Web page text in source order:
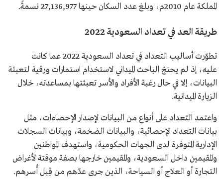
المملكة عام 2010م، وبلغ عدد السكان حينها 27,136,977 نسمةً.
طريقة العد في تعداد السعودية 2022
تطوّرت أساليب التعداد في تعداد السعودية 2022 عما كانت
عليه، إذ لم يحتجْ الباحث الميداني لاستخدام استمارات ورقية لتعبئة
البيانات، إلا في حال رغبة الأفراد والأسر تعبئتها بمساعدته، خلال
الزيارة الميدانية.
واعتمد التعداد على أنواع من البيانات لإصدار الإحصاءات، مثل
بيانات التعداد الإحصائية، والبيانات الضخمة، وبيانات السجلات
الإدارية المتوفرة لدى الجهات الحكومية، واستهدف المواطنين
والمقيمين داخل السعودية، والمقيمين خارجها بصفة موقتة لأغراض
التجارة أو العلاج أو السياحة، الذين جرى عدّهم من قِبل أُسرهم.